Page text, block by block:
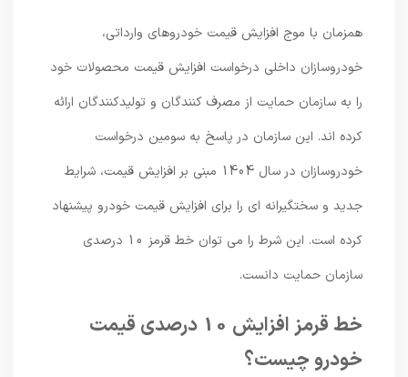
همزمان با موج افزایش قیمت خودروهای وارداتی،
خودروسازان داخلی درخواست افزایش قیمت محصولات خود
را به سازمان حمایت از مصرف کنندگان و تولیدکنندگان ارائه
کرده اند. این سازمان در پاسخ به سومین درخواست
خودروسازان در سال 1404 مبنی بر افزایش قیمت، شرایط
جدید و سختگیرانه ای را برای افزایش قیمت خودرو پیشنهاد
کرده است. این شرط را می توان خط قرمز 10 درصدی
سازمان حمایت دانست.
خط قرمز افزایش 10 درصدی قیمت
خودرو چیست؟